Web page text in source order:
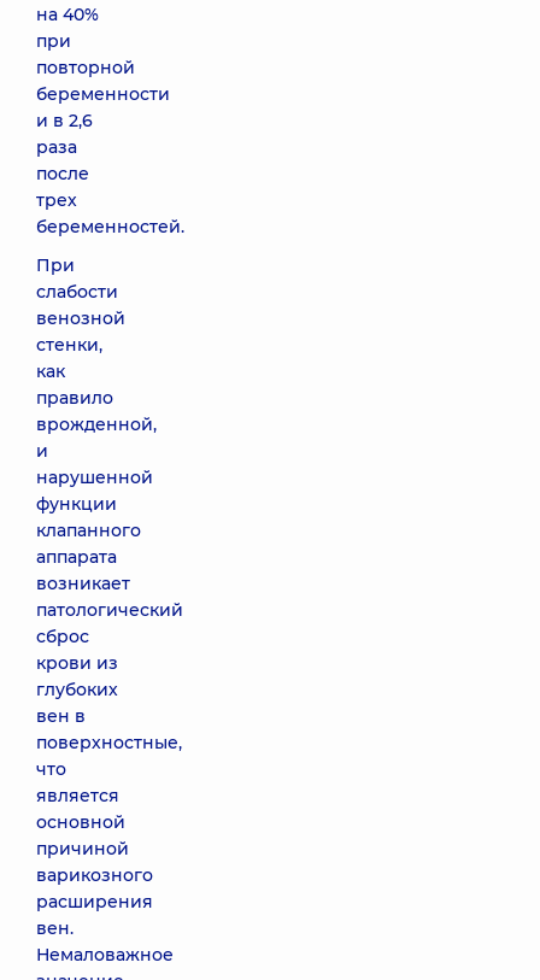
на 40%
при
повторной
беременности
и в 2,6
раза
после
трех
беременностей.
При
слабости
венозной
стенки,
как
правило
врожденной,
и
нарушенной
функции
клапанного
аппарата
возникает
патологический
сброс
крови из
глубоких
вен в
поверхностные,
что
является
основной
причиной
варикозного
расширения
вен.
Немаловажное